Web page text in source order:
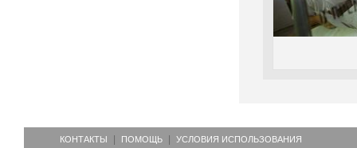
КОНТАКТЫ ПОМОЩЬ УСЛОВИЯ ИСПОЛЬЗОВАНИЯ